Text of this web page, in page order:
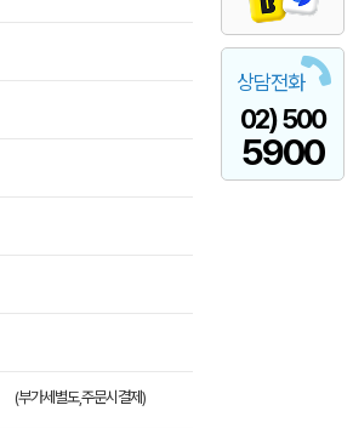
상담전화
02) 500
5900
(부가세별도,주문시결제)